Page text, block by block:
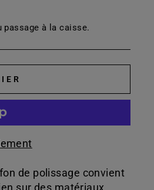
à la caisse.
de polissage convient
sur des matériaux